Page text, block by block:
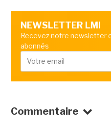
NEWSLETTER LMI
Recevez notre newsletter
abonnés
Commentaire